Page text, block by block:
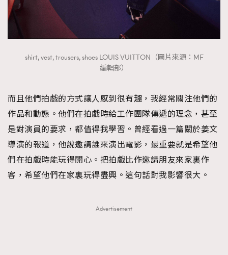
AFrenchMind
DressLikeAParisienne
EmpowerF
FashionWeek FigaroAesthetic
shirt, vest, trousers, shoes LOUIS VUITTON（圖片來源：MF
編輯部）
而且他們拍戲的方式讓人感到很有趣，我經常關注他們的
作品和動態。他們在拍戲時給工作團隊傳遞的理念，甚至
是對演員的要求，都值得我學習。曾經看過一篇關於姜文
導演的報道，他說邀請誰來演出電影，最重要就是希望他
們在拍戲時能玩得開心。把拍戲比作邀請朋友來家裏作
客，希望他們在家裏玩得盡興。這句話對我影響很大。
Advertisement